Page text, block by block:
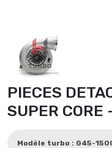
PIECES
SUPER
Modèle turbo : G45-